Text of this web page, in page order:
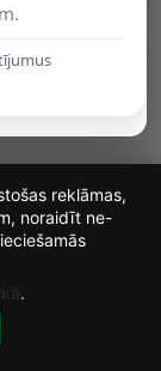
reklāmas,
noraidīt ne-
.